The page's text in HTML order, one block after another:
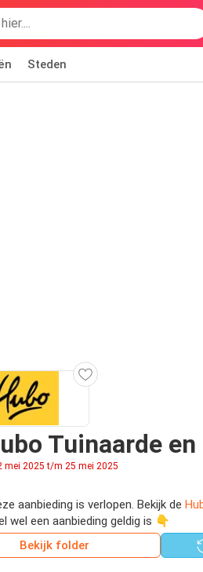
Steden
Tuinaarde
mei 2025 t/m 25 mei 2025
aanbieding is verlopen. Bekijk de
wel een aanbieding geldig is 👇
Bekijk folder